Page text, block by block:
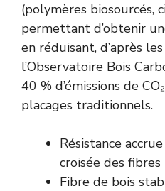
(polymères biosourcés,
permettant d’obtenir
en réduisant, d’après
l’Observatoire Bois
40 % d’émissions de
placages traditionnels.
Résistance
croisée des fibres
Fibre de bois